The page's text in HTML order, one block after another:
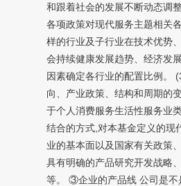
和跟着社会的发展不断动态调
各项政策对现代服务主题相关
样的行业及子行业在技术优势
会持续健康发展趋势、经济发
因素确定各行业的配置比例。
向、产业政策、结构和周期的
于个人消费服务生活性服务业
结合的方式,对本基金定义的现
业的基本面以及国家有关政策
具有明确的产品研究开发战略
等。 ③企业的产品线 公司是不